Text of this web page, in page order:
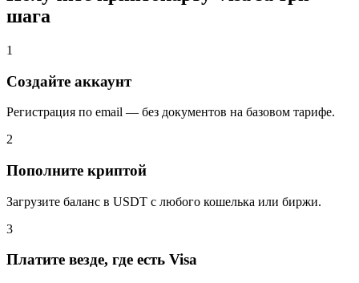
шага
1
Создайте аккаунт
Регистрация по email — без документов на базовом тарифе.
2
Пополните криптой
Загрузите баланс в USDT с любого кошелька или биржи.
3
Платите везде, где есть Visa